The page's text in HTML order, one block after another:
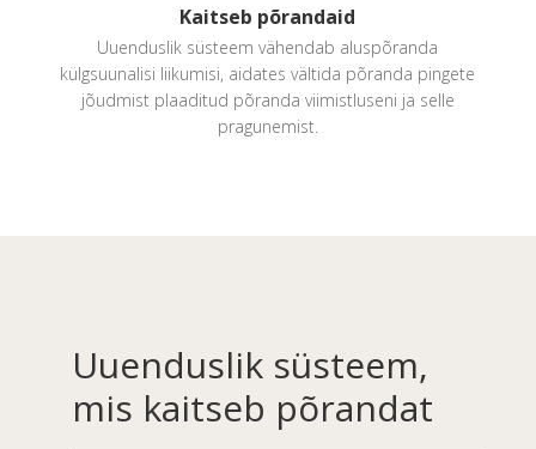
Kaitseb põrandaid
Uuenduslik süsteem vähendab aluspõranda
külgsuunalisi liikumisi, aidates vältida põranda pingete
jõudmist plaaditud põranda viimistluseni ja selle
pragunemist.
Uuenduslik süsteem,
mis kaitseb põrandat